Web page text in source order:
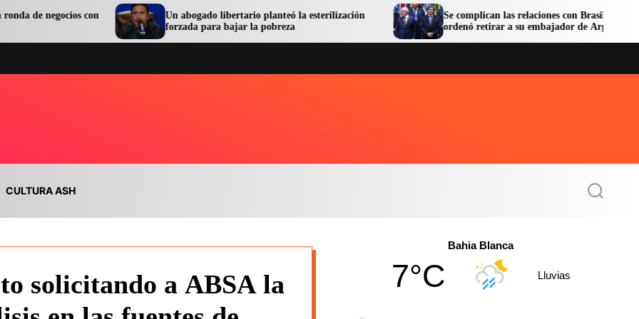
con
Un abogado libertario planteó la esterilización
forzada para bajar la pobreza
Se complican las relaciones con Brasil: Lula
ordenó retirar a su embajador de Argentina
CULTURA ASH
S
solicitando a ABSA la
Bahia Blanca
7°C Lluvias